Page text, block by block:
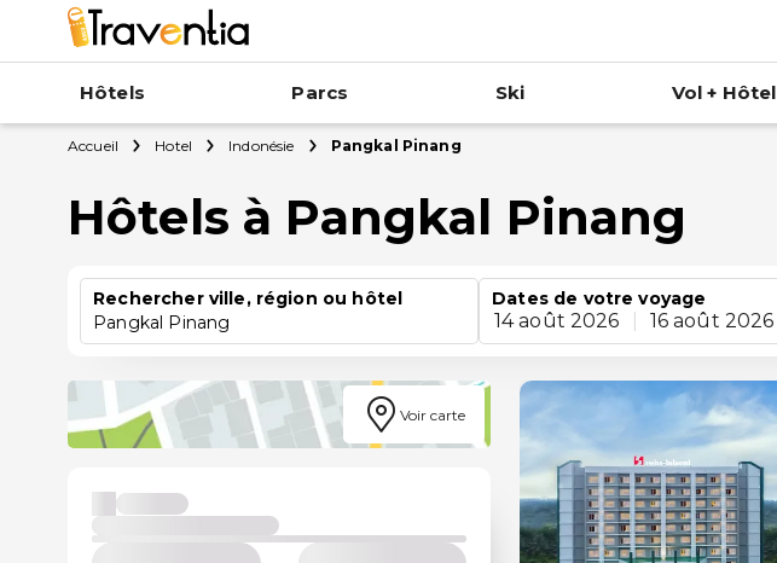
Hôtels Parcs Ski Vol + Hôtel
Accueil Hotel Indonésie Pangkal Pinang
Hôtels à Pangkal Pinang
Rechercher ville, région ou hôtel
Pangkal Pinang
Dates de votre voyage
14 août 2026 16 août 2026
Voir carte